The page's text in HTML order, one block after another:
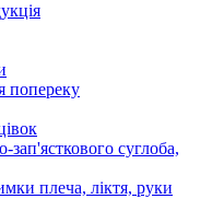
попереку
зап'ясткового суглоба,
плеча, ліктя, руки